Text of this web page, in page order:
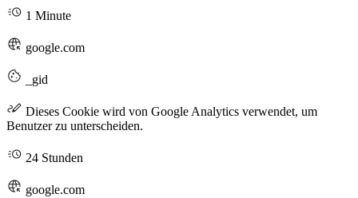
1 Minute
google.com
_gid
Dieses Cookie wird von Google Analytics verwendet, um
Benutzer zu unterscheiden.
24 Stunden
google.com